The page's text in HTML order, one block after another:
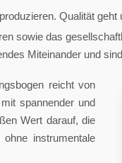
Qualität geht
sowie das
Miteinander und
reicht von
spannender und
Wert darauf, die
instrumentale